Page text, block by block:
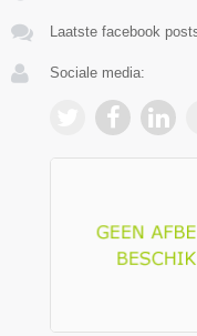
Laatste facebook
Sociale media: